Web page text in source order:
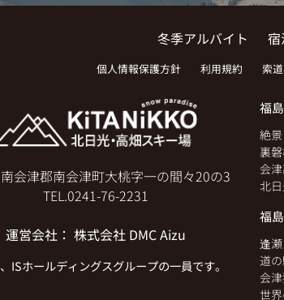
冬季アルバイト
個人情報保護方針 利用規約 索
会津郡南会津町大桃字一の間々20の3
TEL.0241-76-2231
運営会社 ： 株式会社 DMC Aizu
ISホールディングスグループの一員です。
福
絶
裏
会
北
福
逢
道
会
世